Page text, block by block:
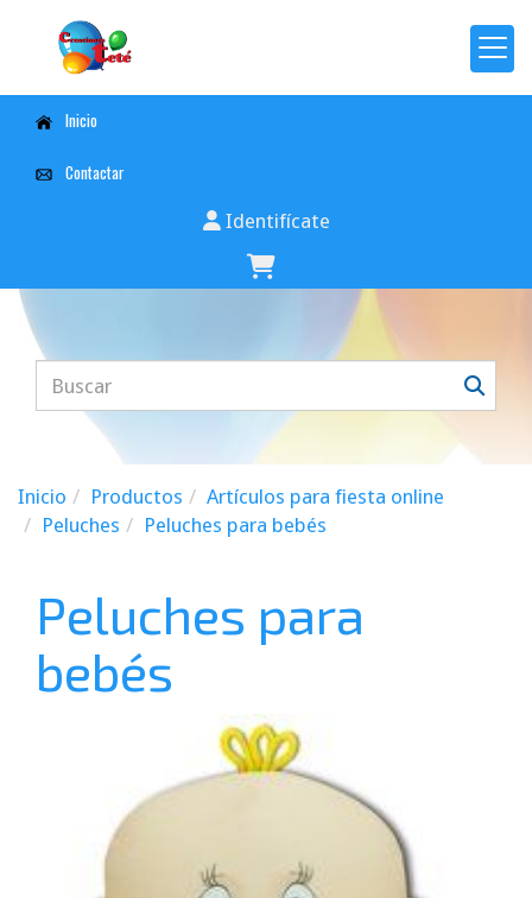
Inicio
Contactar
Identifícate
Inicio Productos
Artículos para fiesta online
Peluches
Peluches para bebés
Peluches para
bebés